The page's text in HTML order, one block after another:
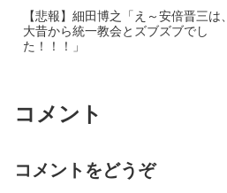
【悲報】細田博之「え～安倍晋三は、
大昔から統一教会とズブズブでし
た！！！」
コメント
コメントをどうぞ